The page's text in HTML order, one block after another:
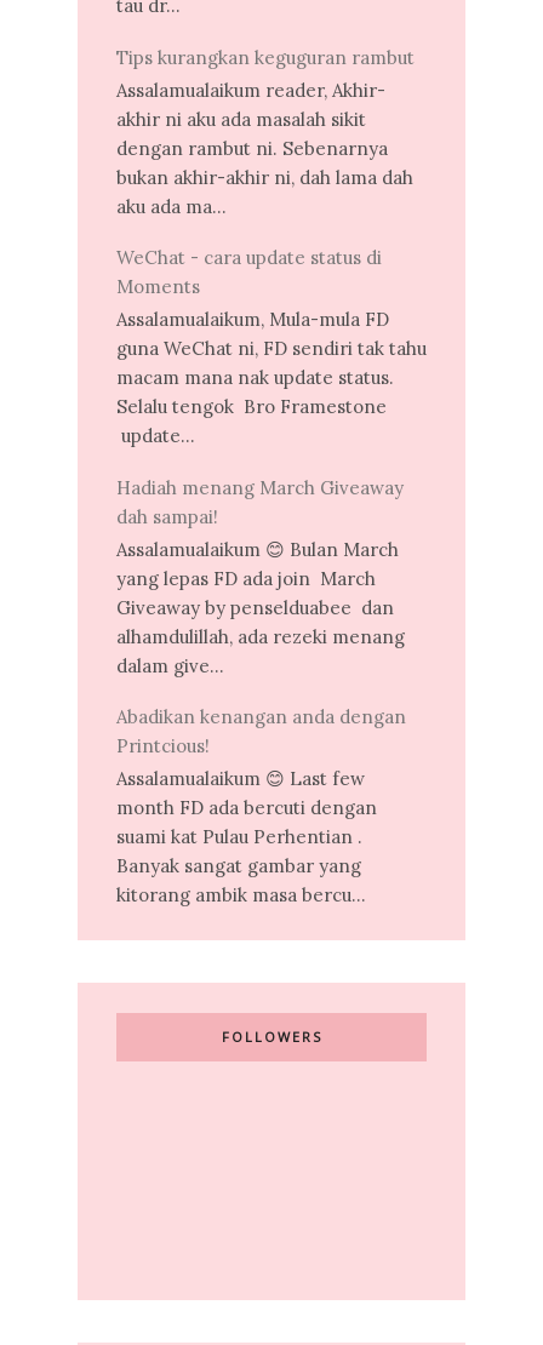
tau dr...
Tips kurangkan keguguran rambut
Assalamualaikum reader, Akhir-
akhir ni aku ada masalah sikit
dengan rambut ni. Sebenarnya
bukan akhir-akhir ni, dah lama dah
aku ada ma...
WeChat - cara update status di
Moments
Assalamualaikum, Mula-mula FD
guna WeChat ni, FD sendiri tak tahu
macam mana nak update status.
Selalu tengok Bro Framestone
update...
Hadiah menang March Giveaway
dah sampai!
Assalamualaikum 😊 Bulan March
yang lepas FD ada join March
Giveaway by penselduabee dan
alhamdulillah, ada rezeki menang
dalam give...
Abadikan kenangan anda dengan
Printcious!
Assalamualaikum 😊 Last few
month FD ada bercuti dengan
suami kat Pulau Perhentian .
Banyak sangat gambar yang
kitorang ambik masa bercu...
FOLLOWERS